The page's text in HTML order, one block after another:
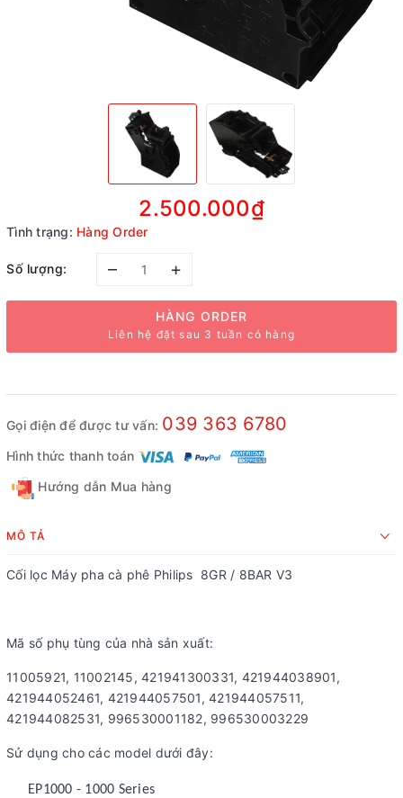
2.500.000₫
Tình trạng: Hàng Order
Số lượng: – +
HÀNG ORDER
Liên hệ đặt sau 3 tuần có hàng
Gọi điện để được tư vấn: 039 363 6780
Hình thức thanh toán
Hướng dẫn Mua hàng
MÔ TẢ
Cối lọc Máy pha cà phê Philips 8GR / 8BAR V3
Mã số phụ tùng của nhà sản xuất:
11005921, 11002145, 421941300331, 421944038901,
421944052461, 421944057501, 421944057511,
421944082531, 996530001182, 996530003229
Sử dụng cho các model dưới đây:
EP1000 - 1000 Series